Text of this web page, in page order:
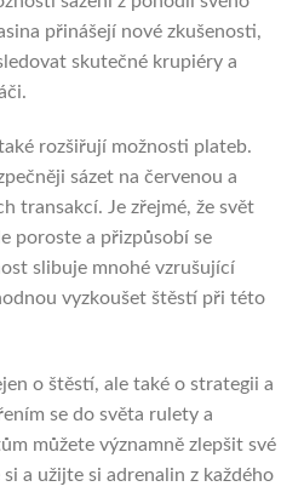
přinášejí nové zkušenosti,
skutečné krupiéry a
rozšiřují možnosti plateb.
sázet na červenou a
transakcí. Je zřejmé, že svět
poroste a přizpůsobí se
slibuje mnohé vzrušující
vyzkoušet štěstí při této
o štěstí, ale také o strategii a
se do světa rulety a
můžete významně zlepšit své
a užijte si adrenalin z každého